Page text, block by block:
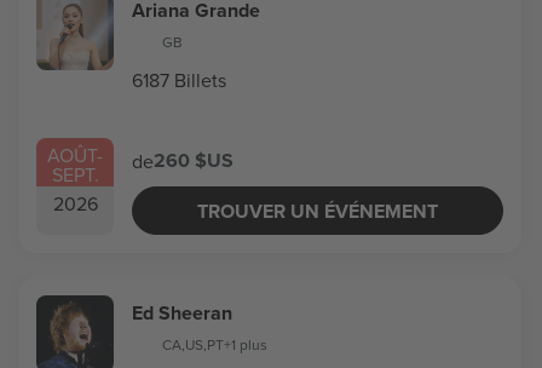
AOÛT-
SEPT.
2026
Ariana Grande
GB
6187 Billets
de260 $US
TROUVER UN ÉVÉNEMENT
Ed Sheeran
CA,US,PT+1 plus